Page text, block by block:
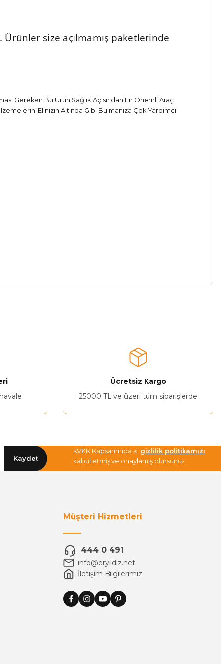
size açılmamış paketlerinde
Gereken Bu Ürün Sağlık Açısından En Önemli Araç
Elinizin Altında Gibi Bulmanıza Çok Yardımcı
Ücretsiz Kargo
25000 TL ve üzeri tüm siparişlerde
Kaydet
KVKK Kapsamında ki gizlilik politikamızı
kabul etmiş ve onaylamış olursunuz.
Müşteri Hizmetleri
444 0 491
info@eryildiz.net
İletişim Bilgilerimiz